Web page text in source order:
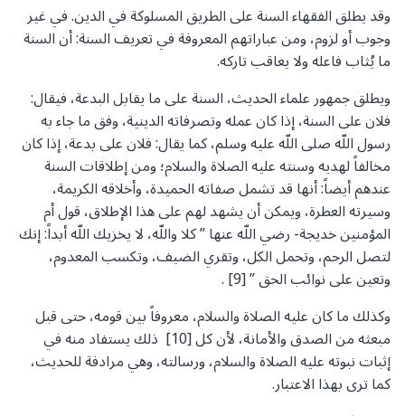
وقد يطلق الفقهاء السنة على الطريق المسلوكة في الدين. في غير
وجوب أو لزوم، ومن عباراتهم المعروفة في تعريف السنة: أن السنة
ما يُثاب فاعله ولا يعاقب تاركه.
ويطلق جمهور علماء الحديث، السنة على ما يقابل البدعة، فيقال:
فلان على السنة، إذا كان عمله وتصرفاته الدينية، وفق ما جاء به
رسول اللّه صلى اللّه عليه وسلم، كما يقال: فلان على بدعة، إذا كان
مخالفاً لهديه وسنته عليه الصلاة والسلام؛ ومن إطلاقات السنة
عندهم أيضاً: أنها قد تشمل صفاته الحميدة، وأخلاقه الكريمة،
وسيرته العطرة، ويمكن أن يشهد لهم على هذا الإطلاق، قول أم
المؤمنين خديجة- رضي اللّه عنها ” كلا واللّه، لا يخزيك اللّه أبداً: إنك
لتصل الرحم، وتحمل الكل، وتقري الضيف، وتكسب المعدوم،
وتعين على نوائب الحق ” [9] .
وكذلك ما كان عليه الصلاة والسلام، معروفاً بين قومه، حتى قبل
مبعثه من الصدق والأمانة، لأن كل [10] ذلك يستفاد منه في
إثبات نبوته عليه الصلاة والسلام، ورسالته، وهي مرادفة للحديث،
كما ترى بهذا الاعتبار.